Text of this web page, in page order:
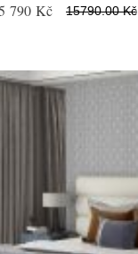
790 Kč 15790.00 Kč